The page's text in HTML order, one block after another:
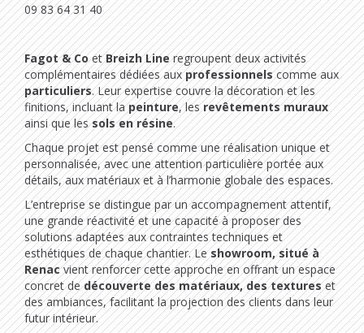
09 83 64 31 40
Fagot & CoetBreizh Lineregroupent deux activités
complémentaires dédiées auxprofessionnelscomme aux
particuliers. Leur expertise couvre la décoration et les
finitions, incluant lapeinture, lesrevêtements muraux
ainsi que lessols en résine.
Chaque projet est pensé comme une réalisation unique et
personnalisée, avec une attention particulière portée aux
détails, aux matériaux et à l’harmonie globale des espaces.
L’entreprise se distingue par un accompagnement attentif,
une grande réactivité et une capacité à proposer des
solutions adaptées aux contraintes techniques et
esthétiques de chaque chantier. Leshowroom, situé à
Renacvient renforcer cette approche en offrant un espace
concret dedécouverte des matériaux, des textureset
des ambiances, facilitant la projection des clients dans leur
futur intérieur.